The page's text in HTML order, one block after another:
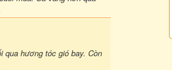
qua hương tóc gió bay. Còn